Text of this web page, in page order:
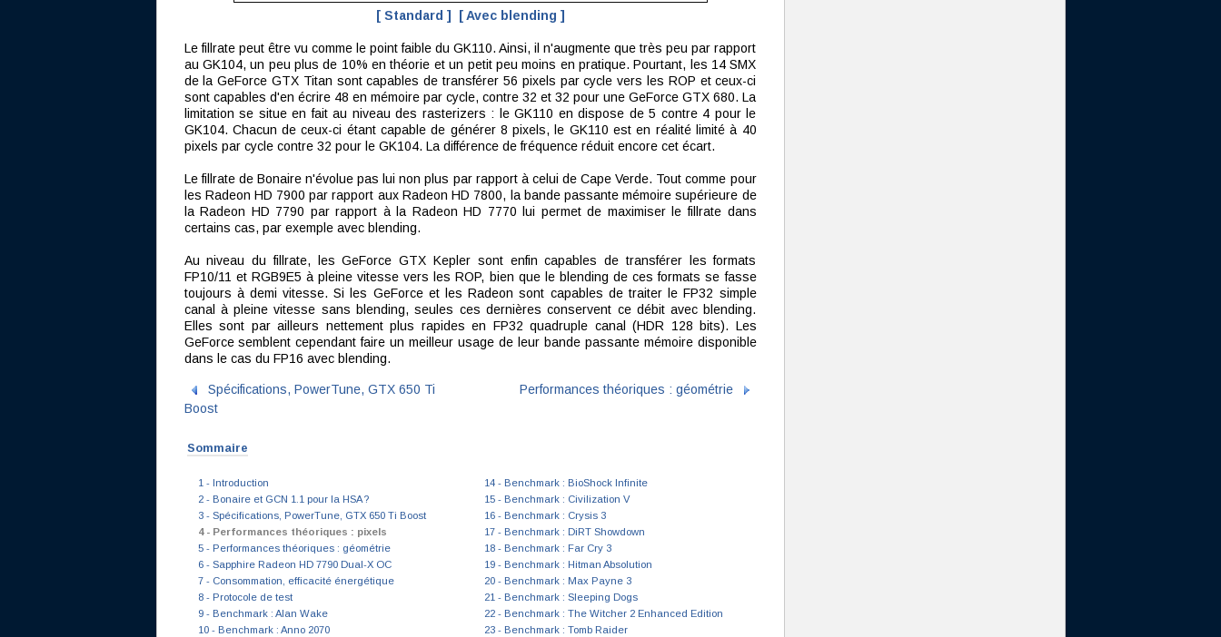
[ Standard ] [ Avec blending ]
Le fillrate peut être vu comme le point faible du GK110. Ainsi, il n'augmente que très peu par rapport
au GK104, un peu plus de 10% en théorie et un petit peu moins en pratique. Pourtant, les 14 SMX
de la GeForce GTX Titan sont capables de transférer 56 pixels par cycle vers les ROP et ceux-ci
sont capables d'en écrire 48 en mémoire par cycle, contre 32 et 32 pour une GeForce GTX 680. La
limitation se situe en fait au niveau des rasterizers : le GK110 en dispose de 5 contre 4 pour le
GK104. Chacun de ceux-ci étant capable de générer 8 pixels, le GK110 est en réalité limité à 40
pixels par cycle contre 32 pour le GK104. La différence de fréquence réduit encore cet écart.
Le fillrate de Bonaire n'évolue pas lui non plus par rapport à celui de Cape Verde. Tout comme pour
les Radeon HD 7900 par rapport aux Radeon HD 7800, la bande passante mémoire supérieure de
la Radeon HD 7790 par rapport à la Radeon HD 7770 lui permet de maximiser le fillrate dans
certains cas, par exemple avec blending.
Au niveau du fillrate, les GeForce GTX Kepler sont enfin capables de transférer les formats
FP10/11 et RGB9E5 à pleine vitesse vers les ROP, bien que le blending de ces formats se fasse
toujours à demi vitesse. Si les GeForce et les Radeon sont capables de traiter le FP32 simple
canal à pleine vitesse sans blending, seules ces dernières conservent ce débit avec blending.
Elles sont par ailleurs nettement plus rapides en FP32 quadruple canal (HDR 128 bits). Les
GeForce semblent cependant faire un meilleur usage de leur bande passante mémoire disponible
dans le cas du FP16 avec blending.
Spécifications, PowerTune, GTX 650 Ti
Boost
Performances théoriques : géométrie
Sommaire
1 - Introduction
2 - Bonaire et GCN 1.1 pour la HSA ?
3 - Spécifications, PowerTune, GTX 650 Ti Boost
4 - Performances théoriques : pixels
5 - Performances théoriques : géométrie
6 - Sapphire Radeon HD 7790 Dual-X OC
7 - Consommation, efficacité énergétique
8 - Protocole de test
9 - Benchmark : Alan Wake
10 - Benchmark : Anno 2070
14 - Benchmark : BioShock Infinite
15 - Benchmark : Civilization V
16 - Benchmark : Crysis 3
17 - Benchmark : DiRT Showdown
18 - Benchmark : Far Cry 3
19 - Benchmark : Hitman Absolution
20 - Benchmark : Max Payne 3
21 - Benchmark : Sleeping Dogs
22 - Benchmark : The Witcher 2 Enhanced Edition
23 - Benchmark : Tomb Raider